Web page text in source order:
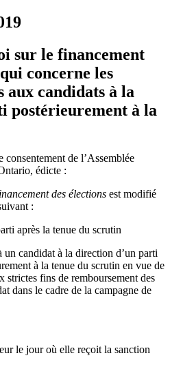
sur le financement
concerne les
candidats à la
postérieurement à la
consentement de l’Assemblée
édicte :
des élections est modifié
:
après la tenue du scrutin
candidat à la direction d’un parti
à la tenue du scrutin en vue de
strictes fins de remboursement des
dans le cadre de la campagne de
le jour où elle reçoit la sanction